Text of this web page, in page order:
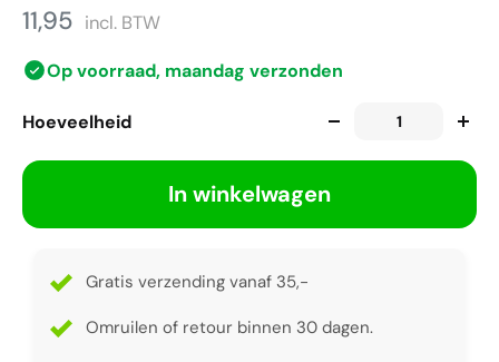
11,95 incl. BTW
Op voorraad, maandag verzonden
Hoeveelheid
In winkelwagen
Gratis verzending vanaf 35,-
Omruilen of retour binnen 30 dagen.